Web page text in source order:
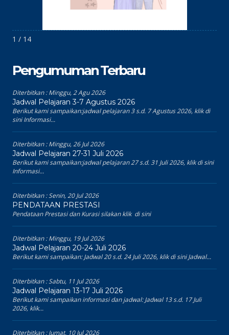
1 / 14
Pengumuman Terbaru
Diterbitkan :Minggu, 2 Agu 2026
Jadwal Pelajaran 3-7 Agustus 2026
Berikut kami sampaikan:jadwal pelajaran 3 s.d. 7 Agustus 2026, klik di
sini Informasi...
Diterbitkan :Minggu, 26 Jul 2026
Jadwal Pelajaran 27-31 Juli 2026
Berikut kami sampaikan:jadwal pelajaran 27 s.d. 31 Juli 2026, klik di sini
Informasi...
Diterbitkan :Senin, 20 Jul 2026
PENDATAAN PRESTASI
Pendataan Prestasi dan Kurasi silakan klik di sini
Diterbitkan :Minggu, 19 Jul 2026
Jadwal Pelajaran 20-24 Juli 2026
Berikut kami sampaikan: Jadwal 20 s.d. 24 Juli 2026, klik di sini Jadwal...
Diterbitkan :Sabtu, 11 Jul 2026
Jadwal Pelajaran 13-17 Juli 2026
Berikut kami sampaikan informasi dan jadwal: Jadwal 13 s.d. 17 Juli
2026, klik...
Diterbitkan :Jumat, 10 Jul 2026